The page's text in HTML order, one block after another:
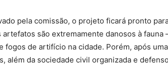
pela comissão, o projeto ficará pronto
artefatos são extremamente danosos à
fogos de artifício na cidade. Porém, após
além da sociedade civil organizada e